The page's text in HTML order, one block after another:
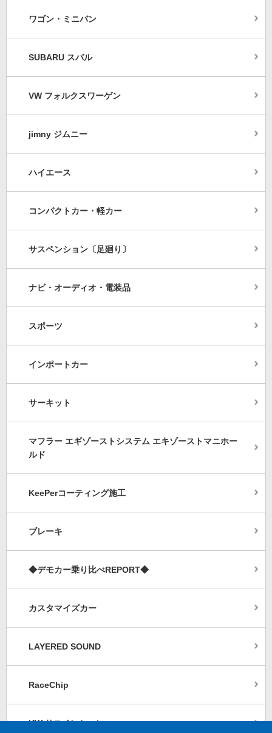
ワゴン・ミニバン
SUBARU スバル
VW フォルクスワーゲン
jimny ジムニー
ハイエース
コンパクトカー・軽カー
サスペンション〔足廻り〕
ナビ・オーディオ・電装品
スポーツ
インポートカー
サーキット
マフラー エギゾーストシステム エキゾーストマニホー
ルド
KeePerコーティング施工
ブレーキ
◆デモカー乗り比べREPORT◆
カスタマイズカー
LAYERED SOUND
RaceChip
KW サスペンション